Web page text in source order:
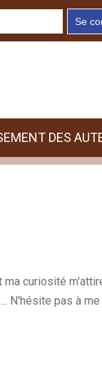
Se
DES
curiosité
N'hésite pas à